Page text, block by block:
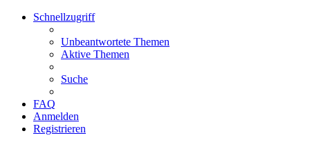
Schnellzugriff
Unbeantwortete Themen
Aktive Themen
Suche
FAQ
Anmelden
Registrieren